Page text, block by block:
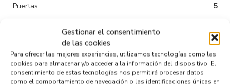
Gestionar el consentimiento
de las cookies
Para ofrecer las mejores experiencias, utilizamos tecnologías como las
cookies para almacenar y/o acceder a la información del dispositivo. El
consentimiento de estas tecnologías nos permitirá procesar datos
como el comportamiento de navegación o las identificaciones únicas en
Puertas
5
Código motor
D27DT
Código cambio